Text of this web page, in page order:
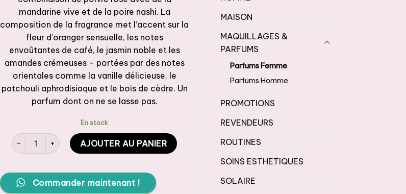
MAISON
MAQUILLAGES &
PARFUMS
Parfums Femme
Parfums Homme
PROMOTIONS
REVENDEURS
ROUTINES
SOINS ESTHETIQUES
SOLAIRE
mandarine vive et de la poire nashi. La
composition de la fragrance met l’accent sur la
fleur d’oranger sensuelle, les notes
envoûtantes de café, le jasmin noble et les
amandes crémeuses – portées par des notes
orientales comme la vanille délicieuse, le
patchouli aphrodisiaque et le bois de cèdre. Un
parfum dont on ne se lasse pas.
En stock
quantité de LA RIVE Caline Parfum FLEUR NOIRE
AJOUTER AU PANIER
Commander maintenant !